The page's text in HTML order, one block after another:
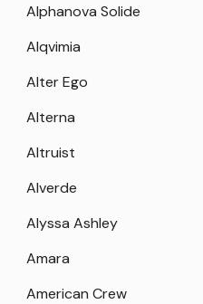
Alphanova Solide
Alqvimia
Alter Ego
Alterna
Altruist
Alverde
Alyssa Ashley
Amara
American Crew